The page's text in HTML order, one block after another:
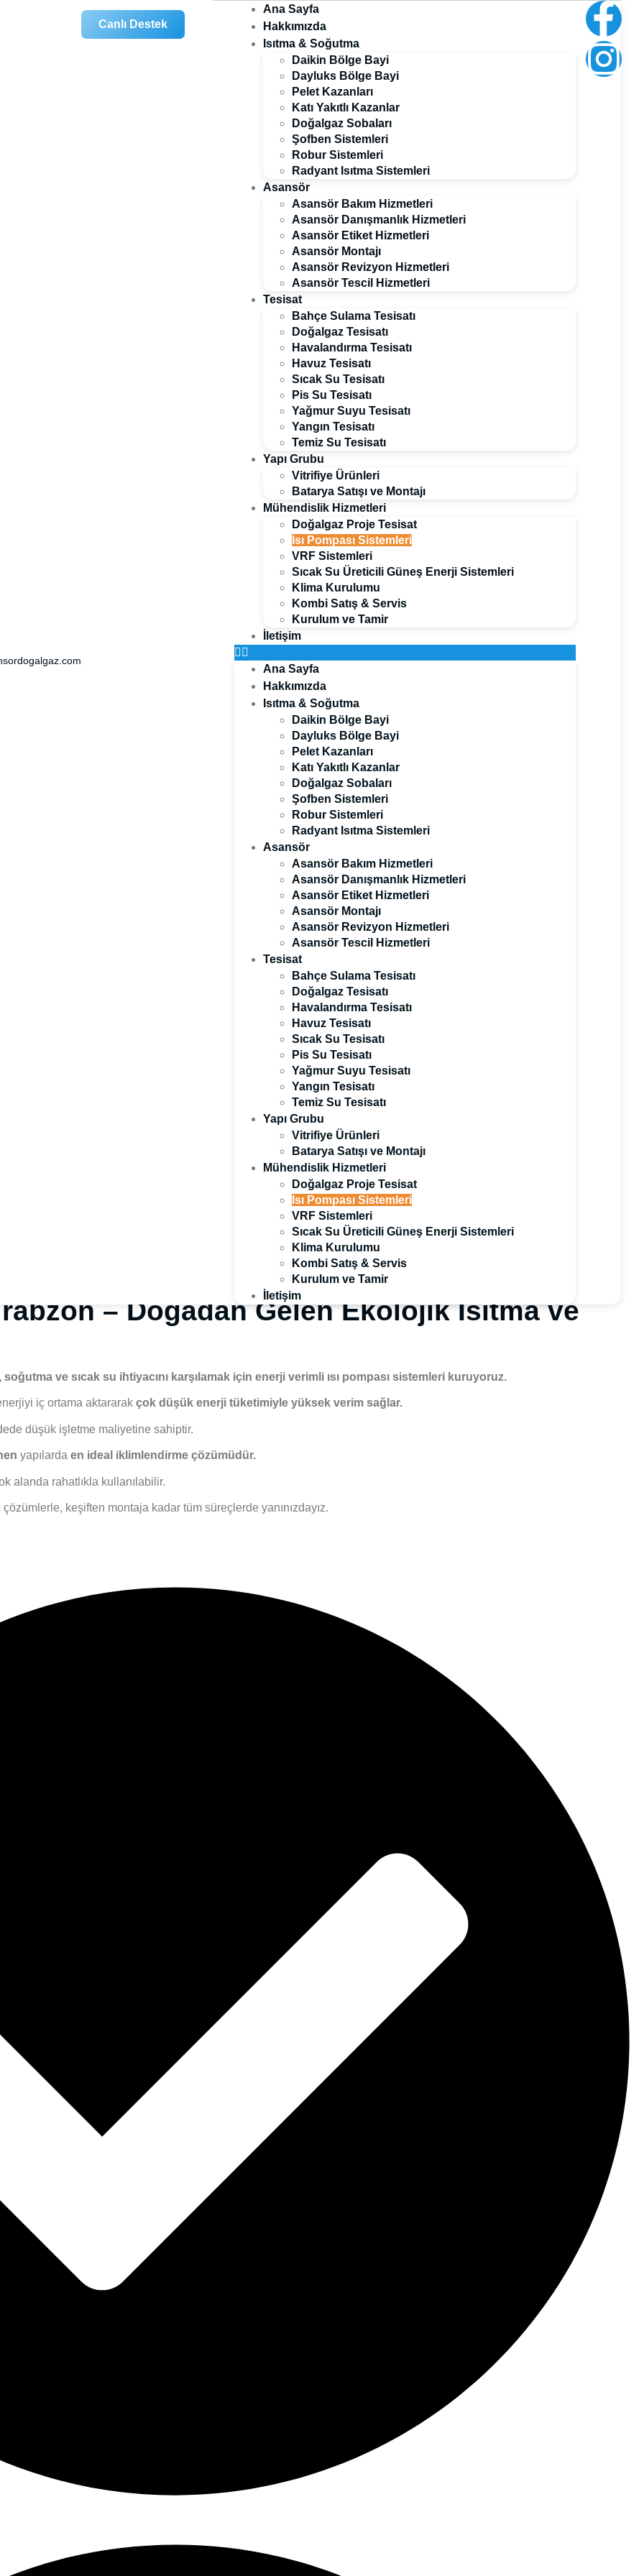
Canlı Destek
Ana Sayfa
Hakkımızda
Isıtma & Soğutma
Daikin Bölge Bayi
Dayluks Bölge Bayi
Pelet Kazanları
Katı Yakıtlı Kazanlar
Doğalgaz Sobaları
Şofben Sistemleri
Robur Sistemleri
Radyant Isıtma Sistemleri
Asansör
Asansör Bakım Hizmetleri
Asansör Danışmanlık Hizmetleri
Asansör Etiket Hizmetleri
Asansör Montajı
Asansör Revizyon Hizmetleri
Asansör Tescil Hizmetleri
Tesisat
Bahçe Sulama Tesisatı
Doğalgaz Tesisatı
Havalandırma Tesisatı
Havuz Tesisatı
Sıcak Su Tesisatı
Pis Su Tesisatı
Yağmur Suyu Tesisatı
Yangın Tesisatı
Temiz Su Tesisatı
Yapı Grubu
Vitrifiye Ürünleri
Batarya Satışı ve Montajı
Mühendislik Hizmetleri
Doğalgaz Proje Tesisat
Isı Pompası Sistemleri
VRF Sistemleri
Sıcak Su Üreticili Güneş Enerji Sistemleri
Klima Kurulumu
Kombi Satış & Servis
Kurulum ve Tamir
İletişim
Ana Sayfa
Hakkımızda
Isıtma & Soğutma
Daikin Bölge Bayi
Dayluks Bölge Bayi
Pelet Kazanları
Katı Yakıtlı Kazanlar
Doğalgaz Sobaları
Şofben Sistemleri
Robur Sistemleri
Radyant Isıtma Sistemleri
Asansör
Asansör Bakım Hizmetleri
Asansör Danışmanlık Hizmetleri
Asansör Etiket Hizmetleri
Asansör Montajı
Asansör Revizyon Hizmetleri
Asansör Tescil Hizmetleri
Tesisat
Bahçe Sulama Tesisatı
Doğalgaz Tesisatı
Havalandırma Tesisatı
Havuz Tesisatı
Sıcak Su Tesisatı
Pis Su Tesisatı
Yağmur Suyu Tesisatı
Yangın Tesisatı
Temiz Su Tesisatı
Yapı Grubu
Vitrifiye Ürünleri
Batarya Satışı ve Montajı
Mühendislik Hizmetleri
Doğalgaz Proje Tesisat
Isı Pompası Sistemleri
VRF Sistemleri
Sıcak Su Üreticili Güneş Enerji Sistemleri
Klima Kurulumu
Kombi Satış & Servis
Kurulum ve Tamir
İletişim
ve sıcak su üretimi sağlayan çevre dostu ısı pompası sistemleri sunuyoruz.
– Doğadan Gelen Ekolojik Isıtma ve
soğutma ve sıcak su ihtiyacını karşılamak için enerji verimli ısı pompası sistemleri kuruyoruz.
iç ortama aktararak çok düşük enerji tüketimiyle yüksek verim sağlar.
düşük işletme maliyetine sahiptir.
yapılarda en ideal iklimlendirme çözümüdür.
alanda rahatlıkla kullanılabilir.
keşiften montaja kadar tüm süreçlerde yanınızdayız.